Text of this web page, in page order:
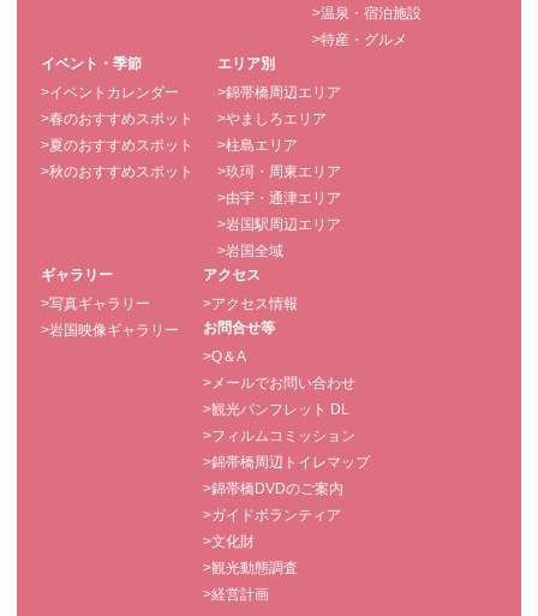
>温泉・宿泊施設
>特産・グルメ
イベント・季節
>イベントカレンダー
>春のおすすめスポット
>夏のおすすめスポット
>秋のおすすめスポット
エリア別
>錦帯橋周辺エリア
>やましろエリア
>柱島エリア
>玖珂・周東エリア
>由宇・通津エリア
>岩国駅周辺エリア
>岩国全域
ギャラリー
>写真ギャラリー
>岩国映像ギャラリー
アクセス
>アクセス情報
お問合せ等
>Q＆A
>メールでお問い合わせ
>観光パンフレット DL
>フィルムコミッション
>錦帯橋周辺トイレマップ
>錦帯橋DVDのご案内
>ガイドボランティア
>文化財
>観光動態調査
>経営計画